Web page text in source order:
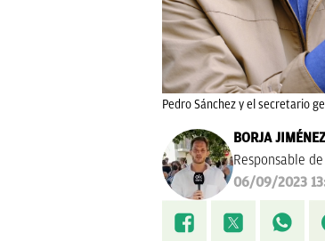
Pedro Sánchez y el secretario
BORJA JIMÉNEZ
Responsable
06/09/2023